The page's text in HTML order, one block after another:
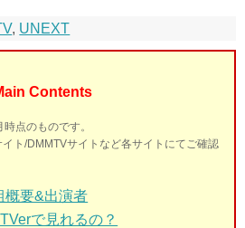
, UNEXT
Contents
点のものです。
ト/DMMTVサイトなど各サイトにてご確認
概要&出演者
で見れるの？